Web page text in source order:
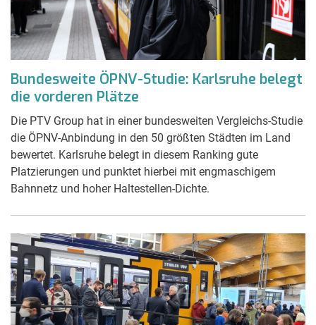
Bundesweite ÖPNV-Studie: Karlsruhe belegt
die vorderen Plätze
Die PTV Group hat in einer bundesweiten Vergleichs-Studie
die ÖPNV-Anbindung in den 50 größten Städten im Land
bewertet. Karlsruhe belegt in diesem Ranking gute
Platzierungen und punktet hierbei mit engmaschigem
Bahnnetz und hoher Haltestellen-Dichte.